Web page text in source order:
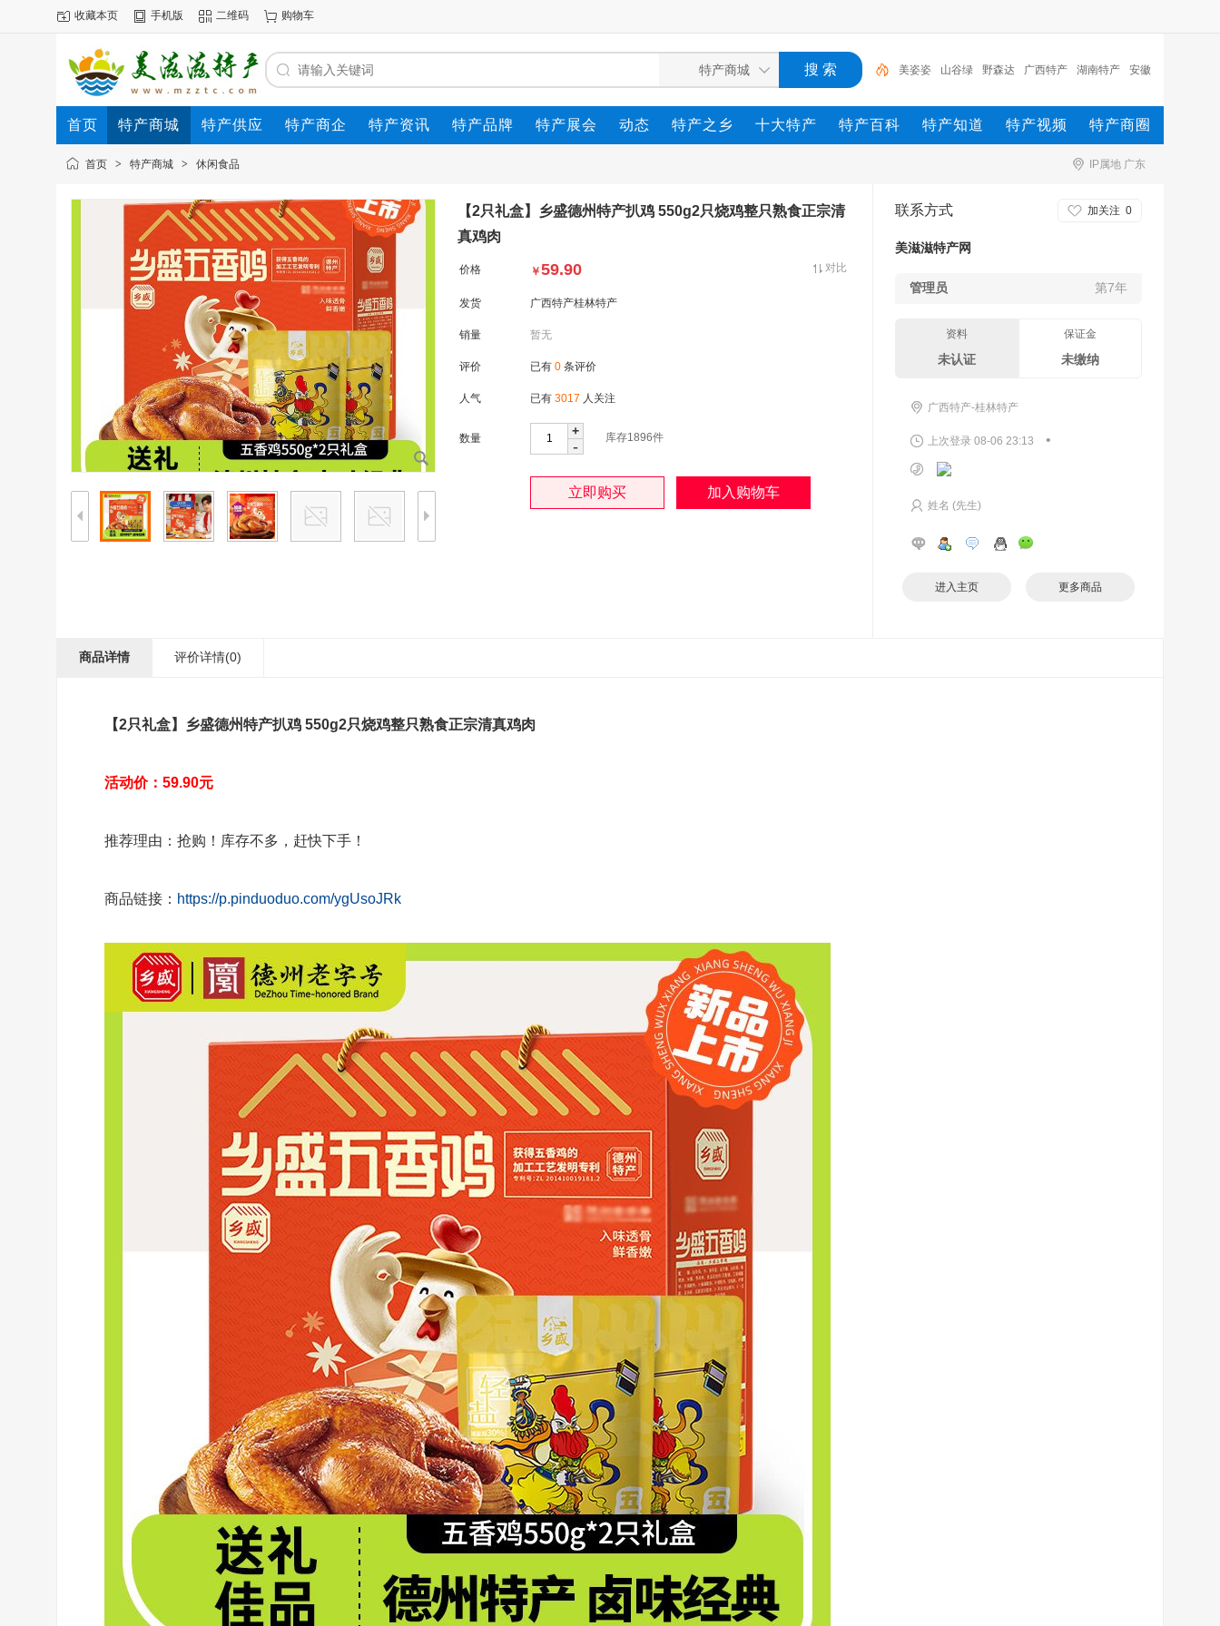
收藏本页 手机版 二维码 购物车
美姿姿 山谷绿 野森达 广西特产 湖南特产 安徽
特产 湖南 新疆 茶叶 八百秀才
首页 特产商城 特产供应 特产商企 特产资讯 特产品牌 特产展会 动态 特产之乡 十大特产 特产百科 特产知道 特产视频 特产商圈
IP属地 广东
首页 > 特产商城 > 休闲食品
【2只礼盒】乡盛德州特产扒鸡 550g2只烧鸡整只熟食正宗清
真鸡肉
价格 ￥59.90 对比
发货 广西特产桂林特产
销量 暂无
评价 已有 0 条评价
人气 已有 3017 人关注
数量 +
- 库存1896件
联系方式 加关注 0
美滋滋特产网
管理员 第7年
资料
未认证
保证金
未缴纳
广西特产-桂林特产
上次登录 08-06 23:13 •
姓名 (先生)
进入主页 更多商品
商品详情 评价详情(0)
【2只礼盒】乡盛德州特产扒鸡 550g2只烧鸡整只熟食正宗清真鸡肉
活动价：59.90元
推荐理由：抢购！库存不多，赶快下手！
商品链接： https://p.pinduoduo.com/ygUsoJRk